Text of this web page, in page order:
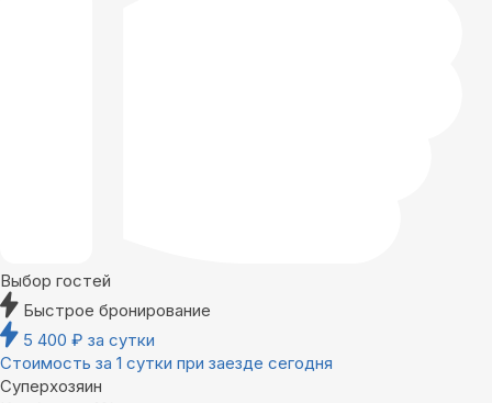
Выбор гостей
Быстрое бронирование
5 400 ₽ за сутки
Стоимость за 1 сутки при заезде сегодня
Суперхозяин